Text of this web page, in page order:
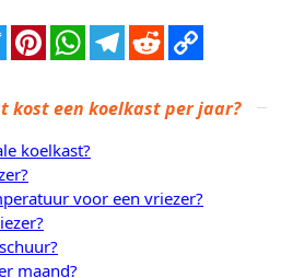
kost een koelkast per jaar?
koelkast?
voor een vriezer?
maand?